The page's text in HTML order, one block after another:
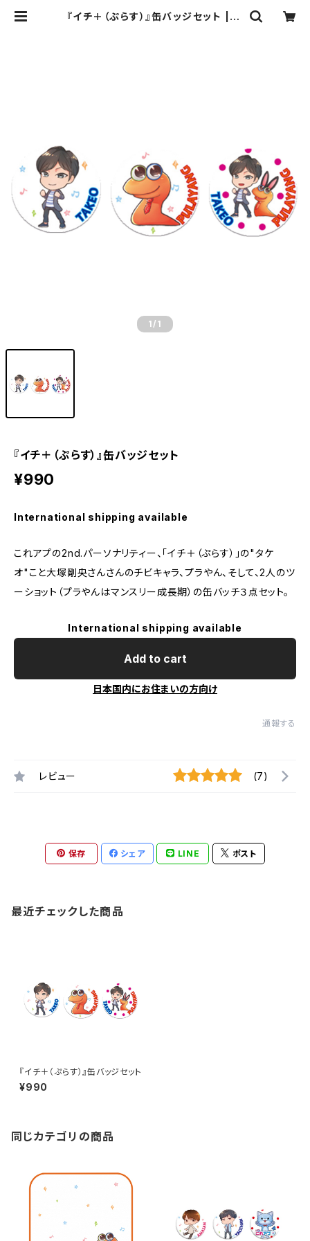
『イチ＋（ぷらす）』缶バッジセット | デ
1 /1
『イチ＋（ぷらす）』缶バッジセット
¥990
International shipping available
これアプの2nd.パーソナリティー、「イチ＋（ぷらす）」の"タケ
オ"こと大塚剛央さんさんのチビキャラ、プラやん、そして、2人のツ
ーショット（プラやんはマンスリー成長期）の缶バッチ３点セット。
International shipping available
Add to cart
日本国内にお住まいの方向け
通報する
レビュー (7)
保存 シェア LINE ポスト
最近チェックした商品
『イチ＋（ぷらす）』缶バッジセット
¥990
同じカテゴリの商品